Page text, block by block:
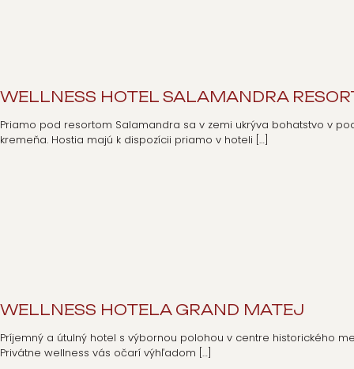
WELLNESS HOTEL SALAMANDRA
Priamo pod resortom Salamandra sa v zemi ukrýva bohatstvo v
kremeňa. Hostia majú k dispozícii priamo v hoteli […]
WELLNESS HOTELA GRAND MATEJ
Príjemný a útulný hotel s výbornou polohou v centre historického
Privátne wellness vás očarí výhľadom […]